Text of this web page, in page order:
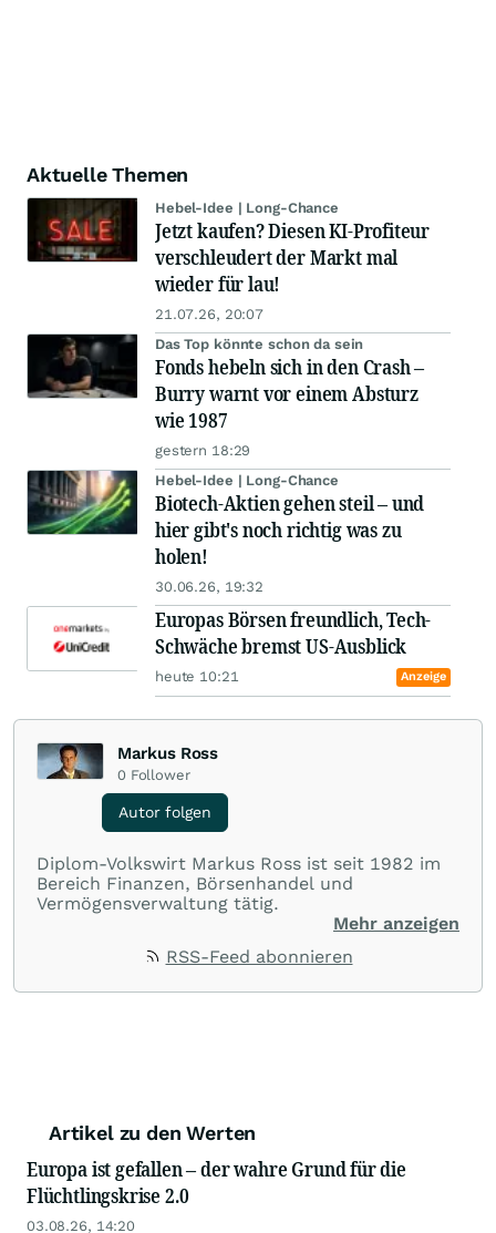
Aktuelle Themen
Hebel-Idee | Long-Chance
Jetzt kaufen? Diesen KI-Profiteur
verschleudert der Markt mal
wieder für lau!
21.07.26, 20:07
Das Top könnte schon da sein
Fonds hebeln sich in den Crash –
Burry warnt vor einem Absturz
wie 1987
gestern 18:29
Hebel-Idee | Long-Chance
Biotech-Aktien gehen steil – und
hier gibt's noch richtig was zu
holen!
30.06.26, 19:32
Europas Börsen freundlich, Tech-
Schwäche bremst US-Ausblick
heute 10:21 Anzeige
Markus Ross
0 Follower
Autor folgen
Diplom-Volkswirt Markus Ross ist seit 1982 im
Bereich Finanzen, Börsenhandel und
Vermögensverwaltung tätig.
Mehr anzeigen
RSS-Feed abonnieren
Artikel zu den Werten
Europa ist gefallen – der wahre Grund für die
Flüchtlingskrise 2.0
03.08.26, 14:20